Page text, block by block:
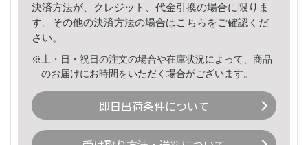
決済方法が、クレジット、代金引換の場合に限りま
す。その他の決済方法の場合はこちら をご確認くだ
さい。
※土・日・祝日の注文の場合や在庫状況によって、商品
のお届けにお時間をいただく場合がございます。
即日出荷条件について